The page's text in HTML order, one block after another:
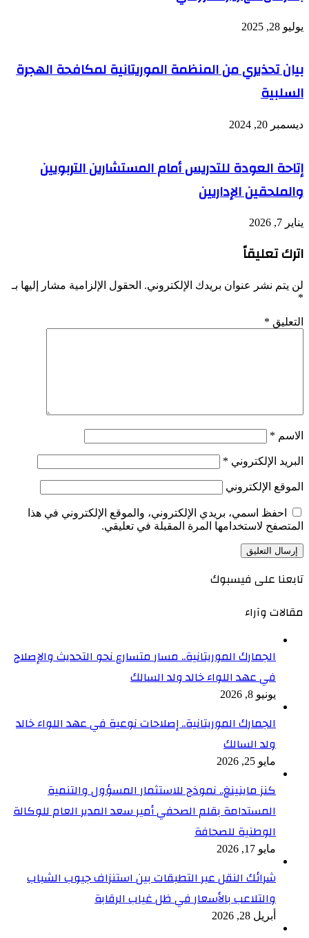
يوليو 28, 2025
بيان تحذيري من المنظمة الموريتانية لمكافحة الهجرة
السلبية
ديسمبر 20, 2024
إتاحة العودة للتدريس أمام المستشارين التربويين
والملحقين الإداريين
يناير 7, 2026
اترك تعليقاً
لن يتم نشر عنوان بريدك الإلكتروني. الحقول الإلزامية مشار إليها بـ
*
التعليق *
الاسم *
البريد الإلكتروني *
الموقع الإلكتروني
احفظ اسمي، بريدي الإلكتروني، والموقع الإلكتروني في هذا
المتصفح لاستخدامها المرة المقبلة في تعليقي.
تابعنا على فيسبوك
مقالات وآراء
الجمارك الموريتانية.. مسار متسارع نحو التحديث والإصلاح
في عهد اللواء خالد ولد السالك
يونيو 8, 2026
الجمارك الموريتانية.. إصلاحات نوعية في عهد اللواء خالد
ولد السالك
مايو 25, 2026
كنز ماينينغ.. نموذج للاستثمار المسؤول والتنمية
المستدامة بقلم الصحفي أمير سعد المدير العام للوكالة
الوطنية للصحافة
مايو 17, 2026
شرائك النقل عبر التطبقات بين استنزاف جيوب الشباب
والتلاعب بالأسعار في ظل غياب الرقابة
أبريل 28, 2026